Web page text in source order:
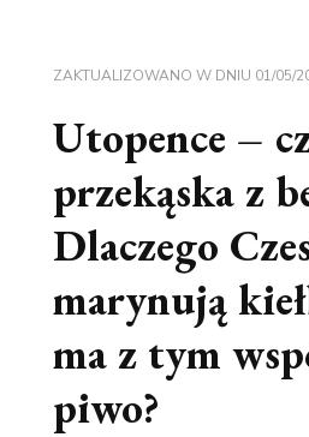
ZAKTUALIZOWANO W DNIU 01/05/
Utopence –
przekąska z
Dlaczego
marynują
ma z tym
piwo?